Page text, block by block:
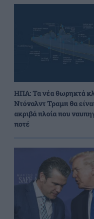
ΗΠΑ: Τα νέα θωρηκτά
Ντόναλντ Τραμπ θα
ακριβά πλοία που
ποτέ